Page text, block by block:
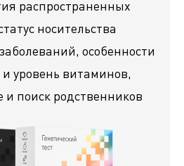
распространенных
носительства
особенности
уровень витаминов,
поиск родственников